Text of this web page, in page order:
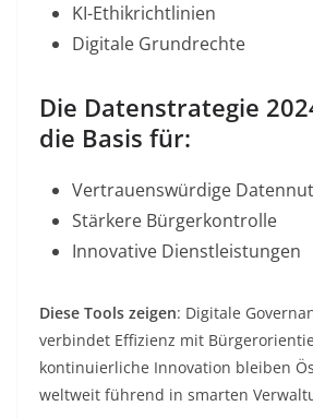
KI-Ethikrichtlinien
Digitale Grundrechte
Die Datenstrategie
die Basis für:
Vertrauenswürdige
Stärkere Bürgerkontrolle
Innovative Dienstleistungen
Diese Tools zeigen: Digitale
verbindet Effizienz mit
kontinuierliche Innovation bleiben
weltweit führend in smarten